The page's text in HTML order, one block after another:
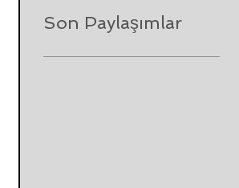
Son Paylaşımlar